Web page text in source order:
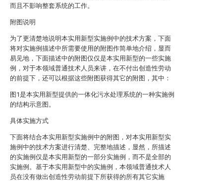
而且不影响整套系统的工作。
附图说明
为了更清楚地说明本实用新型实施例中的技术方案，下面
将对实施例描述中所需要使用的附图作简单地介绍，显而
易见地，下面描述中的附图仅仅是本实用新型的一些实施
例，对于本领域普通技术人员来讲，在不付出创造性劳动
的前提下，还可以根据这些附图获得其它的附图，其中：
图1是本实用新型提供的一体化污水处理系统的一种实施例
的结构示意图。
具体实施方式
下面将结合本实用新型实施例中的附图，对本实用新型实
施例中的技术方案进行清楚、完整地描述，显然，所描述
的实施例仅是本实用新型的一部分实施例，而不是全部的
实施例。基于本实用新型中的实施例，本领域普通技术人
员在没有做出创造性劳动前提下所获得的所有其它实施